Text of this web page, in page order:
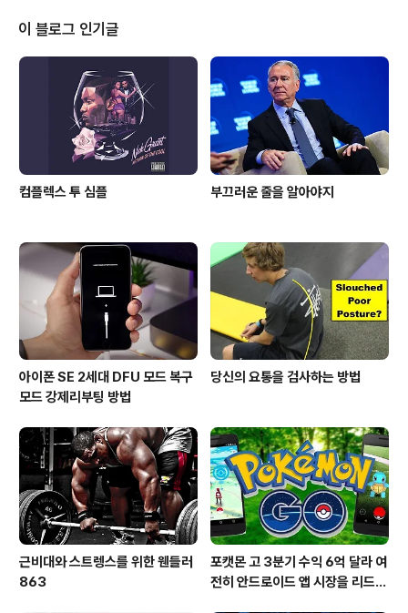
월 15일, 애플은 아이패드 에어4, 아이패드 8세대, 애플 피
트니스+와 애플 원 번들 서비스와 함께 최신 애플워치 SE
와 애플워치 시리즈 6를 발표하는 가상 이벤트를 개최했
다. all i see is 🎃 https://t.co/rgMZdlHaij— Zac Ha
ll (@apollozac)..
이 블로그 인기글
컴플렉스 투 심플 부끄러운 줄을 알아야지
아이폰 SE 2세대 DFU 모드 복구
모드 강제리부팅 방법
당신의 요통을 검사하는 방법
근비대와 스트렝스를 위한 웬들러
863
포캣몬 고 3분기 수익 6억 달라 여
전히 안드로이드 앱 시장을 리드